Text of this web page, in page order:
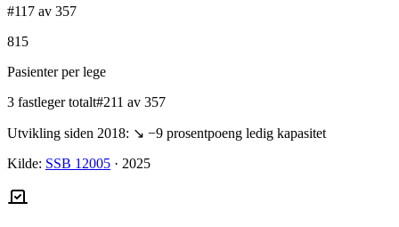
#117 av 357
815
Pasienter per lege
3 fastleger totalt#211 av 357
Utvikling siden 2018: ↘ −9 prosentpoeng ledig kapasitet
Kilde: SSB 12005 · 2025